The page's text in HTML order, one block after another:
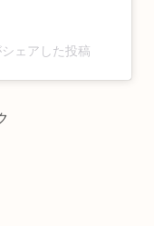
ェアした投稿